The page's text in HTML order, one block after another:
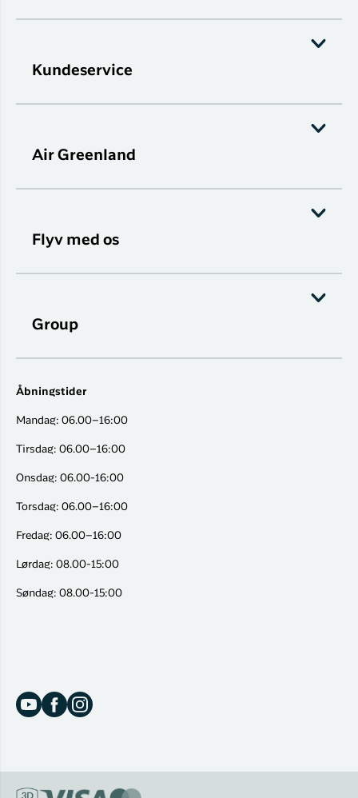
Kundeservice
Air Greenland
Flyv med os
Group
Åbningstider
Mandag: 06.00–16:00
Tirsdag: 06.00–16:00
Onsdag: 06.00-16:00
Torsdag: 06.00–16:00
Fredag: 06.00–16:00
Lørdag: 08.00-15:00
Søndag: 08.00-15:00